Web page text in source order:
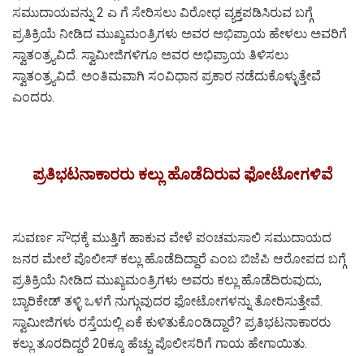
ಸಮುದಾಯವನ್ನು 2 ಎ ಗೆ ಸೇರಿಸಲು ವಿರೋಧ ವ್ಯಕ್ತಪಡಿಸಿರುವ ಬಗ್ಗೆ
ಪ್ರತಿಕ್ರಿಯೆ ನೀಡಿದ ಮುಖ್ಯಮಂತ್ರಿಗಳು ಅವರ ಅಭಿಪ್ರಾಯ ಹೇಳಲು ಅವರಿಗೆ
ಸ್ವಾತಂತ್ರ್ಯವಿದೆ. ಸ್ವಾಮೀಜಿಗಳಿಗೂ ಅವರ ಅಭಿಪ್ರಾಯ ತಿಳಿಸಲು
ಸ್ವಾತಂತ್ರ್ಯವಿದೆ. ಅಂತಿಮವಾಗಿ ಸಂವಿಧಾನ ಪ್ರಕಾರ ನಡೆದುಕೊಳ್ಳುತ್ತೇವೆ
ಎಂದರು.
ಪ್ರತಿಭಟನಾಕಾರರು ಕಲ್ಲು ಹೊಡೆದಿರುವ ಫೋಟೋಗಳಿವೆ
ಸುವರ್ಣ ಸೌಧಕ್ಕೆ ಮುತ್ತಿಗೆ ಹಾಕುವ ವೇಳೆ ಪಂಚಮಸಾಲಿ ಸಮುದಾಯದ
ಜನರ ಮೇಲೆ ಪೊಲೀಸ್ ಕಲ್ಲು ಹೊಡೆದಿದ್ದಾರೆ ಎಂಬ ಬಿಜೆಪಿ ಆರೋಪದ ಬಗ್ಗೆ
ಪ್ರತಿಕ್ರಿಯೆ ನೀಡಿದ ಮುಖ್ಯಮಂತ್ರಿಗಳು ಅವರು ಕಲ್ಲು ಹೊಡೆದಿರುವುದು,
ಬ್ಯಾರಿಕೇಡ್ ತಳ್ಳಿ ಒಳಗೆ ನುಗ್ಗುವುದರ ಫೋಟೋಗಳನ್ನು ತೋರಿಸುತ್ತೇವೆ.
ಸ್ವಾಮೀಜಿಗಳು ರಸ್ತೆಯಲ್ಲಿ ಏಕೆ ಕುಳಿತುಕೊಂಡಿದ್ದಾರೆ? ಪ್ರತಿಭಟನಾಕಾರರು
ಕಲ್ಲು ತೂರದಿದ್ದರೆ 20ಕ್ಕೂ ಹೆಚ್ಚು ಪೊಲೀಸರಿಗೆ ಗಾಯ ಹೇಗಾಯಿತು.